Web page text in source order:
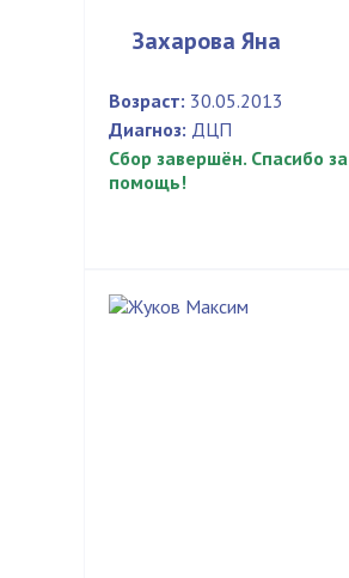
Захарова Яна
Возраст: 30.05.2013
Диагноз: ДЦП
Сбор завершён. Спасибо за
помощь!